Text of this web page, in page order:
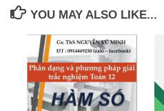
YOU MAY ALSO LIKE...